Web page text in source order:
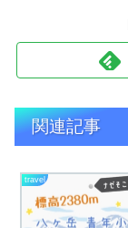
関連記事
travel